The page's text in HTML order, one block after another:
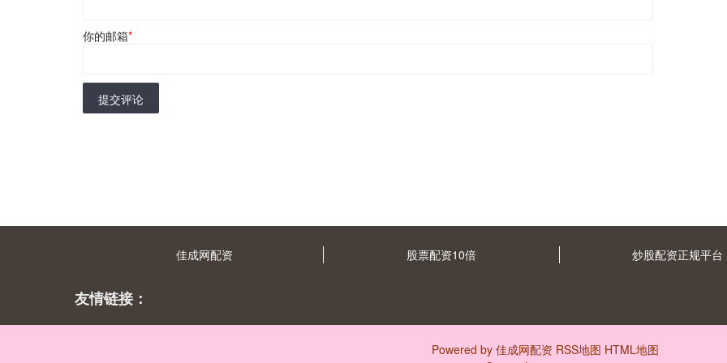
你的邮箱*
提交评论
佳成网配资 股票配资10倍 炒股配资正规平台
友情链接：
Powered by 佳成网配资 RSS地图 HTML地图